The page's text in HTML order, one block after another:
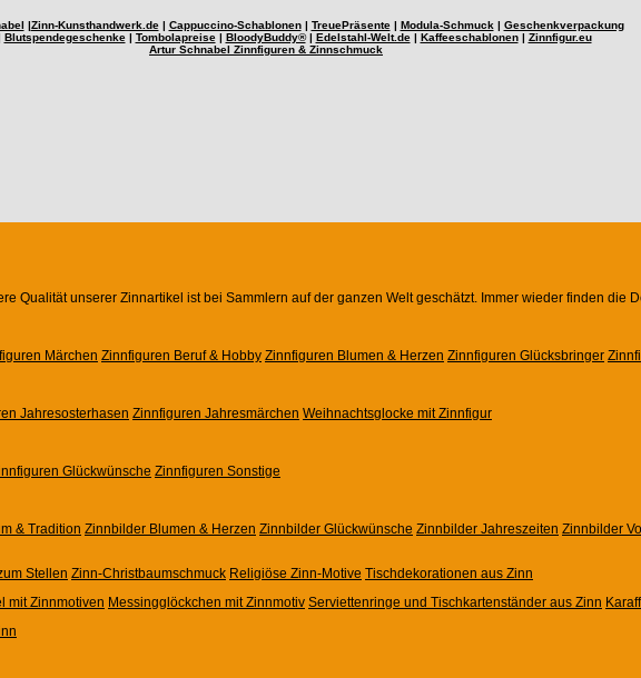
|Zinn-Kunsthandwerk.de| Cappuccino-Schablonen| TreuePräsente| Modula-Schmuck | Geschenkverpackung
Blutspendegeschenke| Tombolapreise| BloodyBuddy®| Edelstahl-Welt.de| Kaffeeschablonen| Zinnfigur.eu
Artur Schnabel Zinnfiguren & Zinnschmuck
Qualität unserer Zinnartikel ist bei Sammlern auf der ganzen Welt geschätzt. Immer wieder finden die
Märchen Zinnfiguren Beruf & Hobby Zinnfiguren Blumen & Herzen Zinnfiguren Glücksbringer
Jahresosterhasen Zinnfiguren Jahresmärchen Weihnachtsglocke mit Zinnfigur
Glückwünsche Zinnfiguren Sonstige
& Tradition Zinnbilder Blumen & Herzen Zinnbilder Glückwünsche Zinnbilder Jahreszeiten Zinnbilder
Stellen Zinn-Christbaumschmuck Religiöse Zinn-Motive Tischdekorationen aus Zinn
mit Zinnmotiven Messingglöckchen mit Zinnmotiv Serviettenringe und Tischkartenständer aus Zinn